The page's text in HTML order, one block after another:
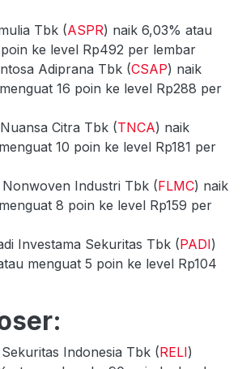
Tbk (ASPR) naik 6,03% atau
ke level Rp492 per lembar
Adiprana Tbk (CSAP) naik
16 poin ke level Rp288 per
Citra Tbk (TNCA) naik
10 poin ke level Rp181 per
Nonwoven Industri Tbk (FLMC) naik
8 poin ke level Rp159 per
Investama Sekuritas Tbk (PADI)
menguat 5 poin ke level Rp104
Indonesia Tbk (RELI)